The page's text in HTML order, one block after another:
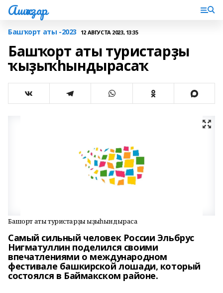
Ашҡаҙар
Башҡорт аты -2023 12 АВГУСТА 2023, 13:35
Башҡорт аты туристарҙы
ҡыҙыҡһындырасаҡ
Башҡорт аты туристарҙы ҡыҙыҡһындырасаҡ
Самый сильный человек России Эльбрус
Нигматуллин поделился своими
впечатлениями о международном
фестивале башкирской лошади, который
состоялся в Баймакском районе.